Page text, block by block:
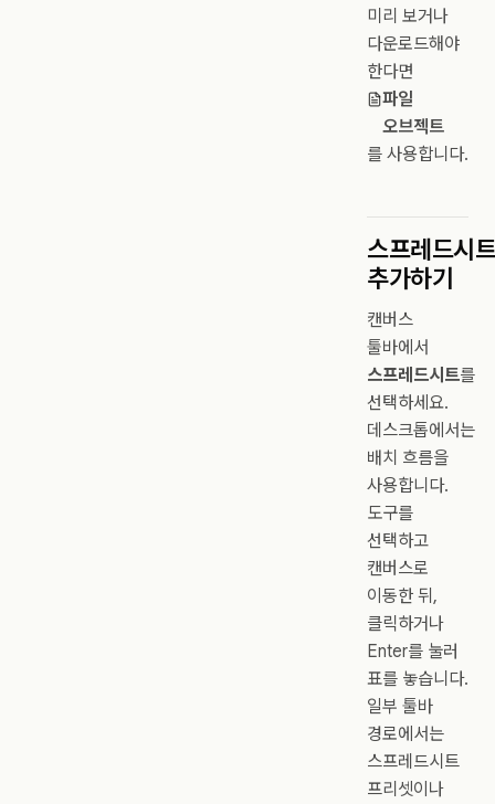
미리 보거나
다운로드해야
한다면
파일
오브젝트
를 사용합니다.
스프레드시
추가하기
캔버스
툴바에서
스프레드시트를
선택하세요.
데스크톱에서는
배치 흐름을
사용합니다.
도구를
선택하고
캔버스로
이동한 뒤,
클릭하거나
Enter를 눌러
표를 놓습니다.
일부 툴바
경로에서는
스프레드시트
프리셋이나